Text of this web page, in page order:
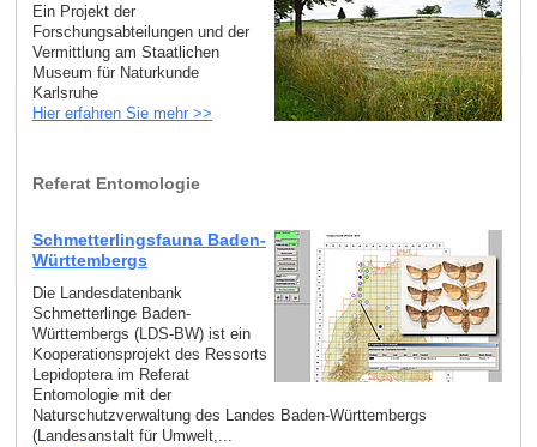
Ein Projekt der
Forschungsabteilungen und der
Vermittlung am Staatlichen
Museum für Naturkunde
Karlsruhe
Hier erfahren Sie mehr >>
Referat Entomologie
Schmetterlingsfauna Baden-
Württembergs
Die Landesdatenbank
Schmetterlinge Baden-
Württembergs (LDS-BW) ist ein
Kooperationsprojekt des Ressorts
Lepidoptera im Referat
Entomologie mit der
Naturschutzverwaltung des Landes Baden-Württembergs
(Landesanstalt für Umwelt,...